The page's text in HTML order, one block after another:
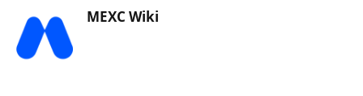
MEXC Wiki